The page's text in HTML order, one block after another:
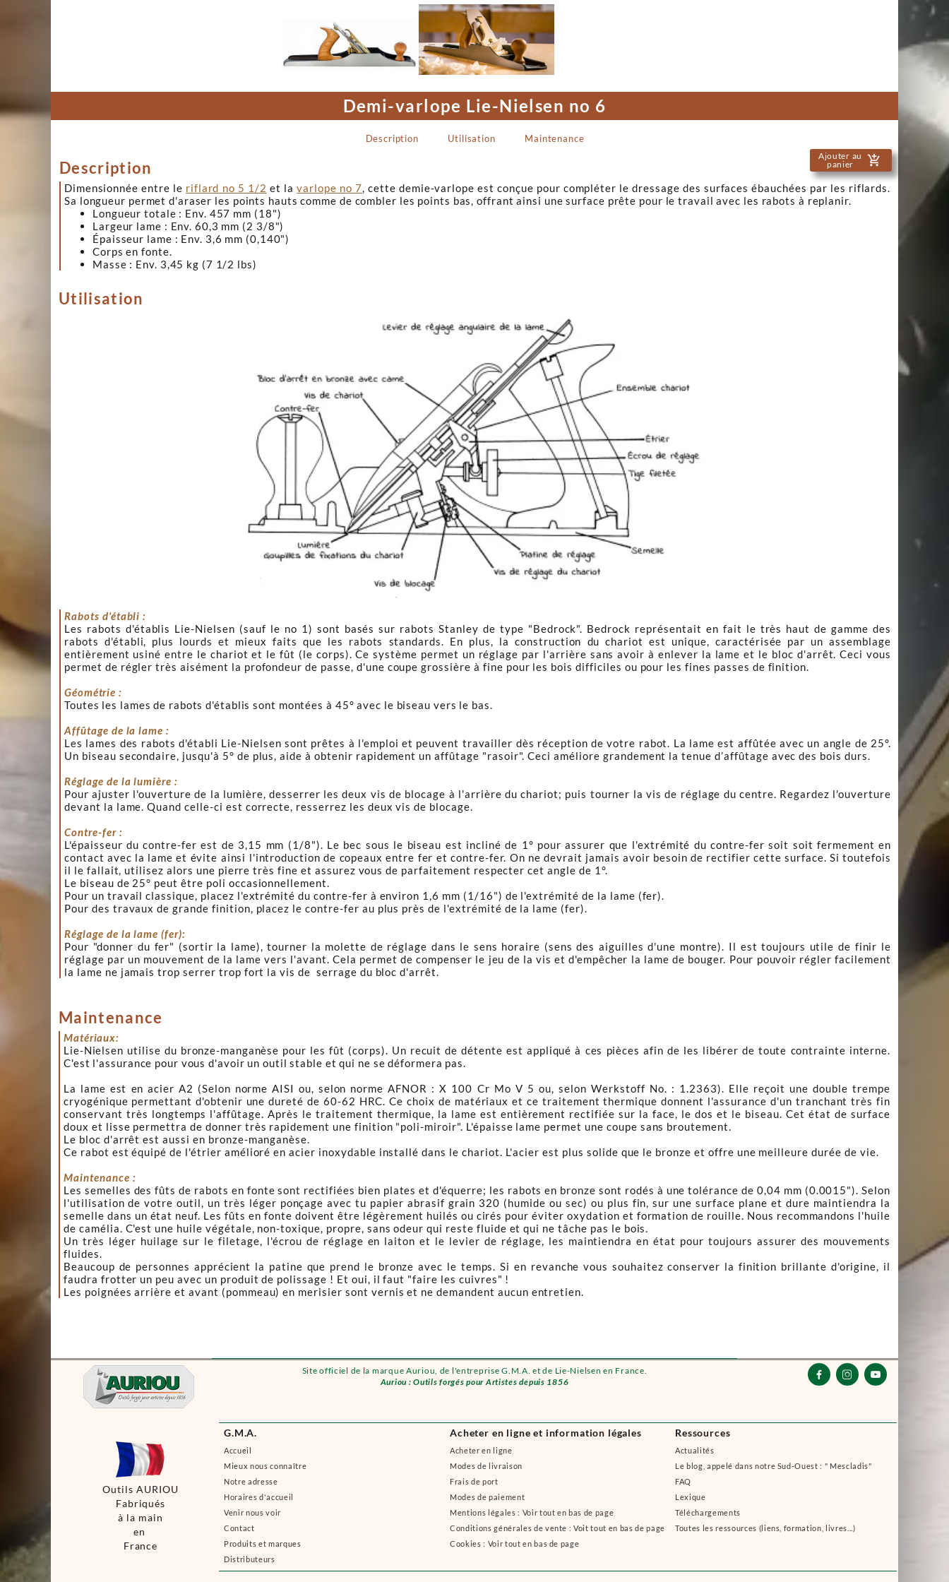
Site officiel de la marque Auriou, de l'entreprise G.M.A. et de Lie-Nielsen en France.
Auriou : Outils forgés pour Artistes depuis 1856
Description Utilisation Maintenance
G.M.A.
Accueil
Mieux nous connaître
Notre adresse
Horaires d'accueil
Venir nous voir
Contact
Produits et marques
Distributeurs
Acheter en ligne et information légales
Acheter en ligne
Modes de livraison
Frais de port
Modes de paiement
Mentions légales : Voir tout en bas de page
Conditions générales de vente : Voit tout en bas de page
Cookies : Voir tout en bas de page
Ressources
Actualités
Le blog, appelé dans notre Sud-Ouest : " Mescladis"
FAQ
Lexique
Téléchargements
Toutes les ressources (liens, formation, livres...)
  
Outils AURIOU
Fabriqués
à la main
en
France

Demi-varlope Lie-Nielsen no 6
Description
Dimensionnée entre le riflard no 5 1/2 et lavarlope no 7, cette demie-varlope est conçue pour compléter le dressage des surfaces ébauchées par les riflards.
Sa longueur permet d'araser les points hauts comme de combler les points bas, offrant ainsi une surface prête pour le travail avec les rabots à replanir.
Longueur totale : Env. 457 mm (18")
Largeur lame : Env. 60,3 mm (2 3/8")
Épaisseur lame : Env. 3,6 mm (0,140")
Corps en fonte.
Masse : Env. 3,45 kg (7 1/2 lbs)
add_shopping_cart
Ajouter au
panier
Utilisation
Rabots d'établi :
Les rabots d'établis Lie-Nielsen (sauf le no 1) sont basés sur rabots Stanley de type "Bedrock". Bedrock représentait en fait le très haut de gamme des
rabots d'établi, plus lourds et mieux faits que les rabots standards. En plus, la construction du chariot est unique, caractérisée par un assemblage
entièrement usiné entre le chariot et le fût (le corps). Ce système permet un réglage par l'arrière sans avoir à enlever la lame et le bloc d'arrêt. Ceci vous
permet de régler très aisément la profondeur de passe, d'une coupe grossière à fine pour les bois difficiles ou pour les fines passes de finition.
Géométrie :
Toutes les lames de rabots d'établis sont montées à 45° avec le biseau vers le bas.
Affûtage de la lame :
Les lames des rabots d'établi Lie-Nielsen sont prêtes à l'emploi et peuvent travailler dès réception de votre rabot. La lame est affûtée avec un angle de 25°.
Un biseau secondaire, jusqu'à 5° de plus, aide à obtenir rapidement un affûtage "rasoir". Ceci améliore grandement la tenue d’affûtage avec des bois durs.
Réglage de la lumière :
Pour ajuster l'ouverture de la lumière, desserrer les deux vis de blocage à l'arrière du chariot; puis tourner la vis de réglage du centre. Regardez l'ouverture
devant la lame. Quand celle-ci est correcte, resserrez les deux vis de blocage.
Contre-fer :
L'épaisseur du contre-fer est de 3,15 mm (1/8"). Le bec sous le biseau est incliné de 1° pour assurer que l'extrémité du contre-fer soit soit fermement en
contact avec la lame et évite ainsi l'introduction de copeaux entre fer et contre-fer. On ne devrait jamais avoir besoin de rectifier cette surface. Si toutefois
il le fallait, utilisez alors une pierre très fine et assurez vous de parfaitement respecter cet angle de 1°.
Le biseau de 25° peut être poli occasionnellement.
Pour un travail classique, placez l'extrémité du contre-fer à environ 1,6 mm (1/16") de l'extrémité de la lame (fer).
Pour des travaux de grande finition, placez le contre-fer au plus près de l'extrémité de la lame (fer).
Réglage de la lame (fer):
Pour "donner du fer" (sortir la lame), tourner la molette de réglage dans le sens horaire (sens des aiguilles d'une montre). Il est toujours utile de finir le
réglage par un mouvement de la lame vers l'avant. Cela permet de compenser le jeu de la vis et d'empêcher la lame de bouger. Pour pouvoir régler facilement
la lame ne jamais trop serrer trop fort la vis de serrage du bloc d'arrêt.
Maintenance
Matériaux:
Lie-Nielsen utilise du bronze-manganèse pour les fût (corps). Un recuit de détente est appliqué à ces pièces afin de les libérer de toute contrainte interne.
C'est l'assurance pour vous d'avoir un outil stable et qui ne se déformera pas.
La lame est en acier A2 (Selon norme AISI ou, selon normeAFNOR : X 100 Cr Mo V 5 ou, selon Werkstoff No. : 1.2363). Elle reçoit une double trempe
cryogénique permettant d'obtenir une dureté de 60-62 HRC. Ce choix de matériaux et ce traitement thermique donnent l'assurance d'un tranchant très fin
conservant très longtemps l'affûtage. Après le traitement thermique, la lame est entièrement rectifiée sur la face, le dos et le biseau. Cet état de surface
doux et lisse permettra de donner très rapidement une finition "poli-miroir". L'épaisse lame permet une coupe sans broutement.
Le bloc d'arrêt est aussi en bronze-manganèse.
Ce rabot est équipé de l'étrier amélioré en acier inoxydable installé dans le chariot. L'acier est plus solide que le bronze et offre une meilleure durée de vie.
Maintenance :
Les semelles des fûts de rabots en fonte sont rectifiées bien plates et d'équerre; les rabots en bronze sont rodés à une tolérance de 0,04 mm (0.0015"). Selon
l'utilisation de votre outil, un très léger ponçage avec tu papier abrasif grain 320 (humide ou sec) ou plus fin, sur une surface plane et dure maintiendra la
semelle dans un état neuf. Les fûts en fonte doivent être légèrement huilés ou cirés pour éviter oxydation et formation de rouille. Nous recommandons l'huile
de camélia. C'est une huile végétale, non-toxique, propre, sans odeur qui reste fluide et qui ne tâche pas le bois.
Un très léger huilage sur le filetage, l'écrou de réglage en laiton et le levier de réglage, les maintiendra en état pour toujours assurer des mouvements
fluides.
Beaucoup de personnes apprécient la patine que prend le bronze avec le temps. Si en revanche vous souhaitez conserver la finition brillante d'origine, il
faudra frotter un peu avec un produit de polissage ! Et oui, il faut "faire les cuivres" !
Les poignées arrière et avant (pommeau) en merisier sont vernis et ne demandent aucun entretien.